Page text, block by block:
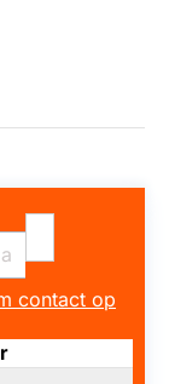
contact op